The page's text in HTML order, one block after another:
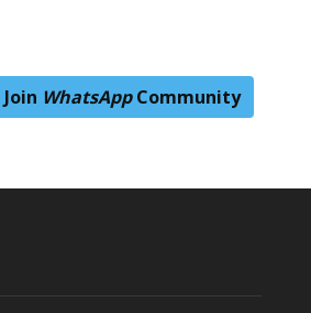
Join WhatsAppCommunity